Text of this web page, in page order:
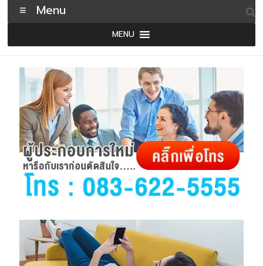
Menu
MENU